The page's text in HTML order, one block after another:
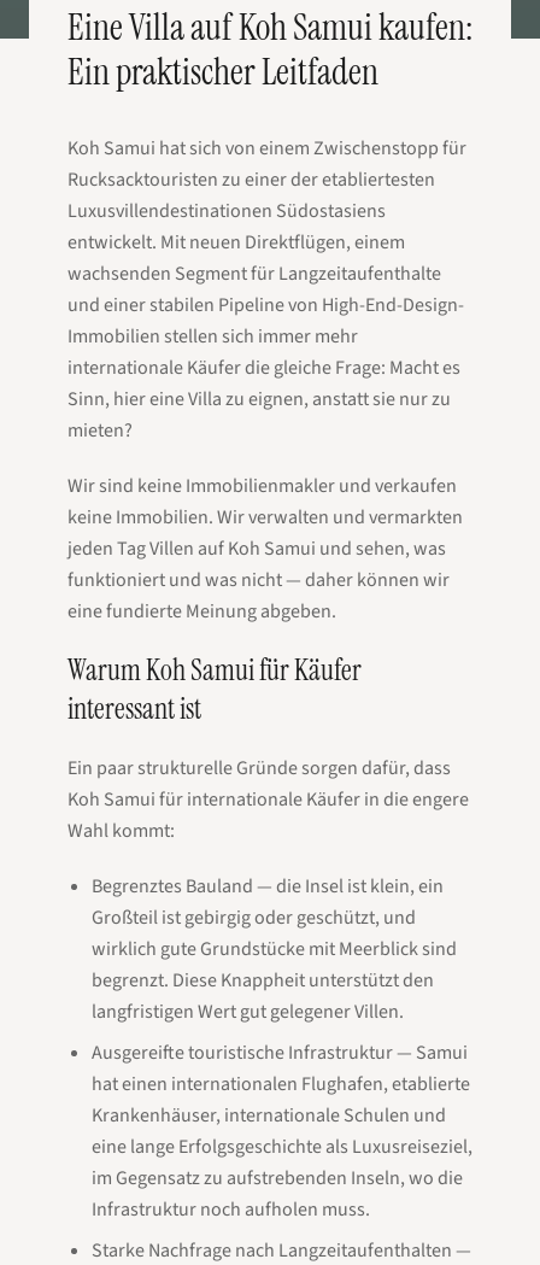
Eine Villa auf Koh Samui kaufen:
Ein praktischer Leitfaden
Koh Samui hat sich von einem Zwischenstopp für
Rucksacktouristen zu einer der etabliertesten
Luxusvillendestinationen Südostasiens
entwickelt. Mit neuen Direktflügen, einem
wachsenden Segment für Langzeitaufenthalte
und einer stabilen Pipeline von High-End-Design-
Immobilien stellen sich immer mehr
internationale Käufer die gleiche Frage: Macht es
Sinn, hier eine Villa zueignen, anstatt sie nur zu
mieten?
Wir sind keine Immobilienmakler und verkaufen
keine Immobilien. Wir verwalten und vermarkten
jeden Tag Villen auf Koh Samui und sehen, was
funktioniert und was nicht — daher können wir
eine fundierte Meinung abgeben.
Warum Koh Samui für Käufer
interessant ist
Ein paar strukturelle Gründe sorgen dafür, dass
Koh Samui für internationale Käufer in die engere
Wahl kommt:
Begrenztes Bauland — die Insel ist klein, ein
Großteil ist gebirgig oder geschützt, und
wirklich gute Grundstücke mit Meerblick sind
begrenzt. Diese Knappheit unterstützt den
langfristigen Wert gut gelegener Villen.
Ausgereifte touristische Infrastruktur — Samui
hat einen internationalen Flughafen, etablierte
Krankenhäuser, internationale Schulen und
eine lange Erfolgsgeschichte als Luxusreiseziel,
im Gegensatz zu aufstrebenden Inseln, wo die
Infrastruktur noch aufholen muss.
Starke Nachfrage nach Langzeitaufenthalten —